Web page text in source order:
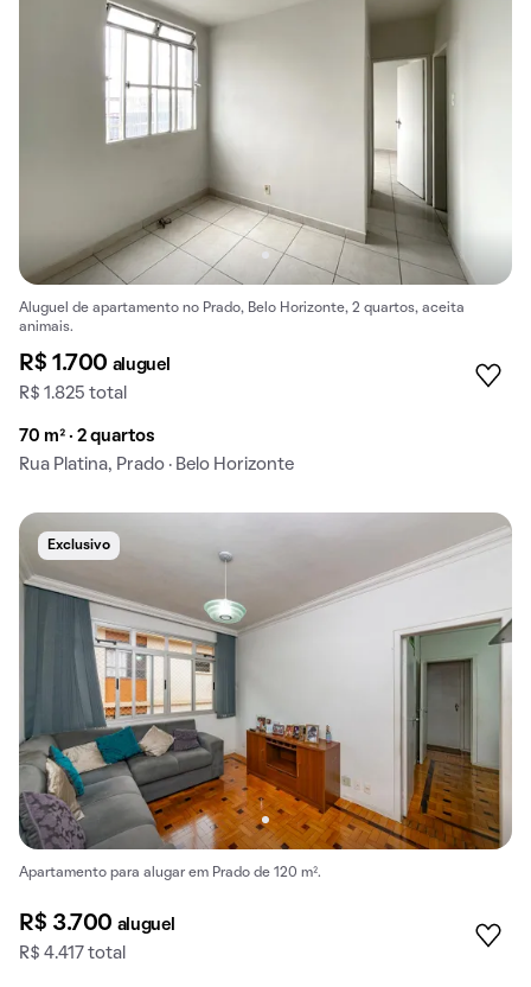
Aluguel de apartamento no Prado, Belo Horizonte, 2 quartos, aceita
animais.
R$ 1.700 aluguel
R$ 1.825 total
70 m² · 2 quartos
Rua Platina, Prado · Belo Horizonte
Exclusivo
Apartamento para alugar em Prado de 120 m².
R$ 3.700 aluguel
R$ 4.417 total